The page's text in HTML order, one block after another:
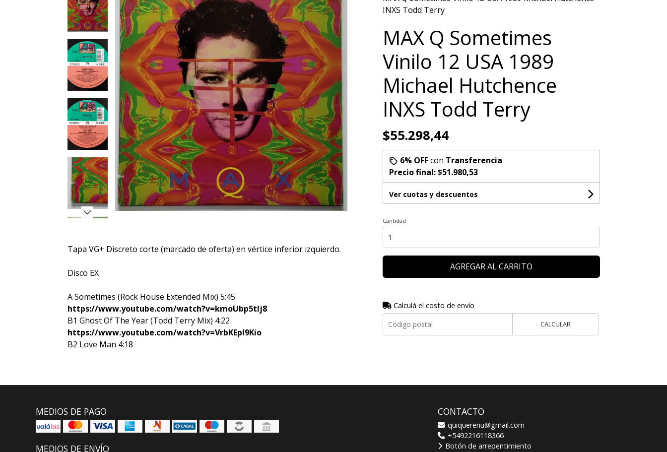
Tapa VG+ Discreto corte (marcado de oferta) en vértice inferior izquierdo.
Disco EX
A Sometimes (Rock House Extended Mix) 5:45
https://www.youtube.com/watch?v=kmoUbp5tIj8
B1 Ghost Of The Year (Todd Terry Mix) 4:22
https://www.youtube.com/watch?v=VrbKEpI9Kio
B2 Love Man 4:18
INXS Todd Terry
MAX Q Sometimes
Vinilo 12 USA 1989
Michael Hutchence
INXS Todd Terry
$55.298,44
6% OFFcon Transferencia
Precio final:$51.980,53
Ver cuotas y descuentos
Cantidad
AGREGAR AL CARRITO
Calculá el costo de envío
CALCULAR
MEDIOS DE PAGO
MEDIOS DE ENVÍO
CONTACTO
quiquerenu@gmail.com
+5492216118366
Botón de arrepentimiento